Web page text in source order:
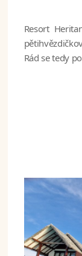
Resort
Rád se tedy